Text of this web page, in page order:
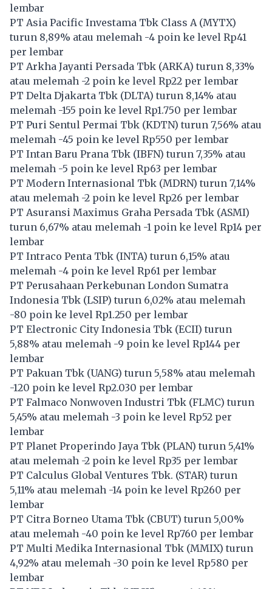
lembar
PT Asia Pacific Investama Tbk Class A (MYTX)
turun 8,89% atau melemah -4 poin ke level Rp41
per lembar
PT Arkha Jayanti Persada Tbk (ARKA) turun 8,33%
atau melemah -2 poin ke level Rp22 per lembar
PT Delta Djakarta Tbk (DLTA) turun 8,14% atau
melemah -155 poin ke level Rp1.750 per lembar
PT Puri Sentul Permai Tbk (KDTN) turun 7,56% atau
melemah -45 poin ke level Rp550 per lembar
PT Intan Baru Prana Tbk (IBFN) turun 7,35% atau
melemah -5 poin ke level Rp63 per lembar
PT Modern Internasional Tbk (MDRN) turun 7,14%
atau melemah -2 poin ke level Rp26 per lembar
PT Asuransi Maximus Graha Persada Tbk (ASMI)
turun 6,67% atau melemah -1 poin ke level Rp14 per
lembar
PT Intraco Penta Tbk (INTA) turun 6,15% atau
melemah -4 poin ke level Rp61 per lembar
PT Perusahaan Perkebunan London Sumatra
Indonesia Tbk (LSIP) turun 6,02% atau melemah
-80 poin ke level Rp1.250 per lembar
PT Electronic City Indonesia Tbk (ECII) turun
5,88% atau melemah -9 poin ke level Rp144 per
lembar
PT Pakuan Tbk (UANG) turun 5,58% atau melemah
-120 poin ke level Rp2.030 per lembar
PT Falmaco Nonwoven Industri Tbk (FLMC) turun
5,45% atau melemah -3 poin ke level Rp52 per
lembar
PT Planet Properindo Jaya Tbk (PLAN) turun 5,41%
atau melemah -2 poin ke level Rp35 per lembar
PT Calculus Global Ventures Tbk. (STAR) turun
5,11% atau melemah -14 poin ke level Rp260 per
lembar
PT Citra Borneo Utama Tbk (CBUT) turun 5,00%
atau melemah -40 poin ke level Rp760 per lembar
PT Multi Medika Internasional Tbk (MMIX) turun
4,92% atau melemah -30 poin ke level Rp580 per
lembar